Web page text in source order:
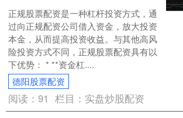
正规股票配资是一种杠杆投资方式，通
过向正规配资公司借入资金，放大投资
本金，从而提高投资收益。与其他高风
险投资方式不同，正规股票配资具有以
下优势： * **资金杠....
德阳股票配资
阅读：91 栏目： 实盘炒股配资